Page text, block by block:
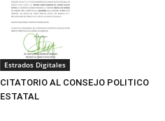
Estrados Digitales
CITATORIO AL CONSEJO POLITICO
ESTATAL